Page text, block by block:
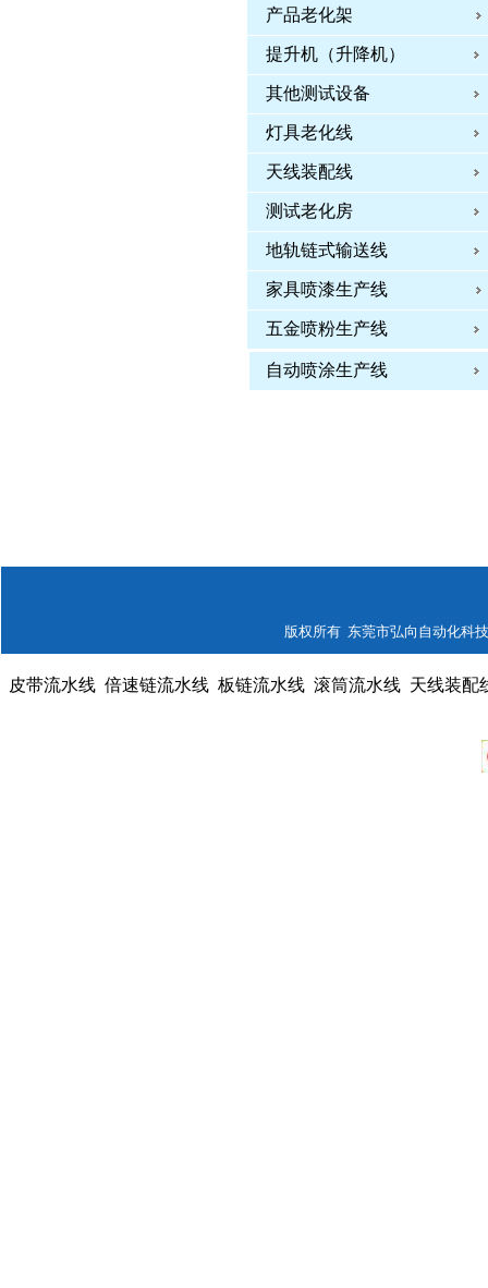
产品老化架
提升机（升降机）
其他测试设备
灯具老化线
天线装配线
测试老化房
地轨链式输送线
家具喷漆生产线
五金喷粉生产线
自动喷涂生产线
版权所有 东莞市弘向自动化科
皮带流水线 倍速链流水线 板链流水线 滚筒流水线 天线装配